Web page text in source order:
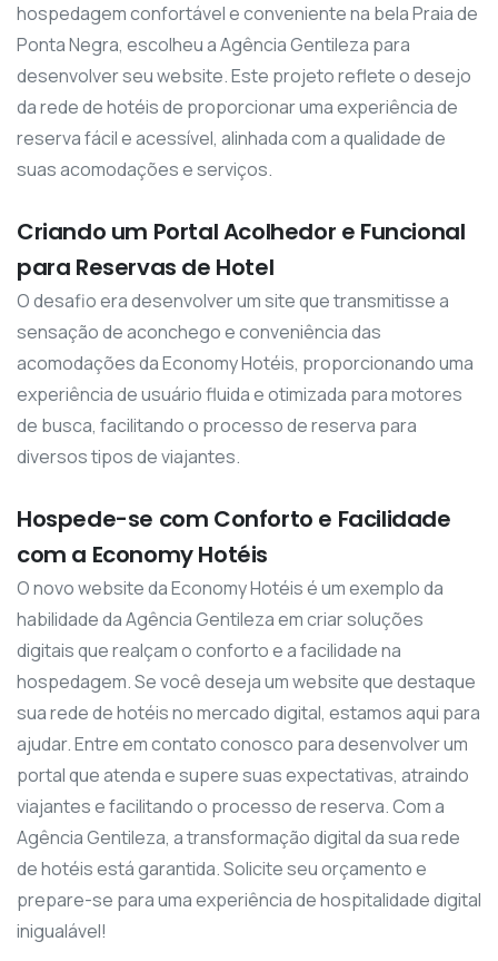
hospedagem confortável e conveniente na bela Praia de
Ponta Negra, escolheu a Agência Gentileza para
desenvolver seu website. Este projeto reflete o desejo
da rede de hotéis de proporcionar uma experiência de
reserva fácil e acessível, alinhada com a qualidade de
suas acomodações e serviços.
Criando um Portal Acolhedor e Funcional
para Reservas de Hotel
O desafio era desenvolver um site que transmitisse a
sensação de aconchego e conveniência das
acomodações da Economy Hotéis, proporcionando uma
experiência de usuário fluida e otimizada para motores
de busca, facilitando o processo de reserva para
diversos tipos de viajantes.
Hospede-se com Conforto e Facilidade
com a Economy Hotéis
O novo website da Economy Hotéis é um exemplo da
habilidade da Agência Gentileza em criar soluções
digitais que realçam o conforto e a facilidade na
hospedagem. Se você deseja um website que destaque
sua rede de hotéis no mercado digital, estamos aqui para
ajudar. Entre em contato conosco para desenvolver um
portal que atenda e supere suas expectativas, atraindo
viajantes e facilitando o processo de reserva. Com a
Agência Gentileza, a transformação digital da sua rede
de hotéis está garantida. Solicite seu orçamento e
prepare-se para uma experiência de hospitalidade digital
inigualável!